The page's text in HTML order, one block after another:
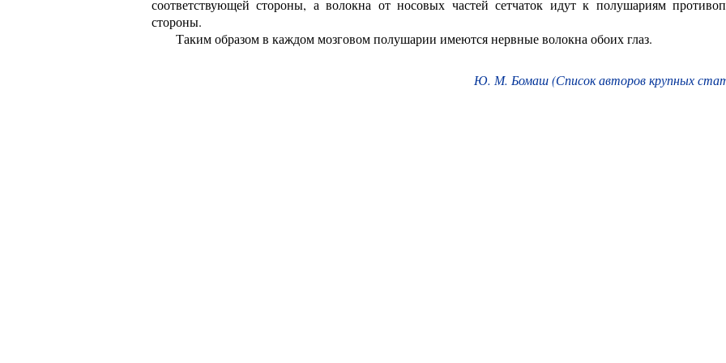
соответствующей стороны, а волокна от носовых частей сетчаток идут к полушариям
стороны.
Таким образом в каждом мозговом полушарии имеются нервные волокна обоих глаз.
Ю. М. Бомаш (Список авторов крупных